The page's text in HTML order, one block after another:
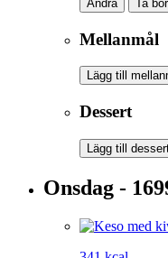
Ändra Ta
Mellanmål
Lägg till
Dessert
Lägg till
Onsdag -